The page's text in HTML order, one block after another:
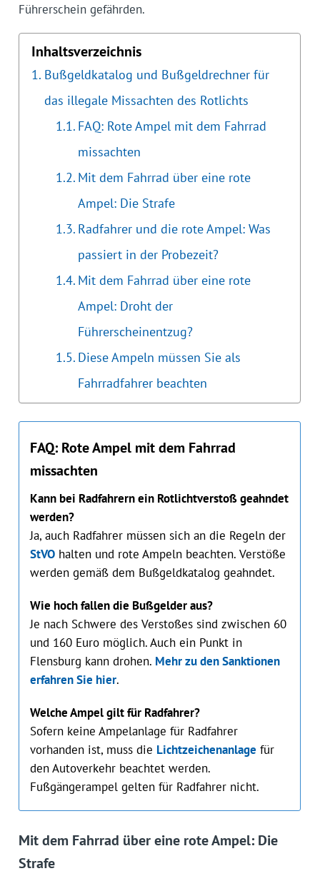
Führerschein gefährden.
Inhaltsverzeichnis
Bußgeldkatalog und Bußgeldrechner für
das illegale Missachten des Rotlichts
FAQ: Rote Ampel mit dem Fahrrad
missachten
Mit dem Fahrrad über eine rote
Ampel: Die Strafe
Radfahrer und die rote Ampel: Was
passiert in der Probezeit?
Mit dem Fahrrad über eine rote
Ampel: Droht der
Führerscheinentzug?
Diese Ampeln müssen Sie als
Fahrradfahrer beachten
FAQ: Rote Ampel mit dem Fahrrad
missachten
Kann bei Radfahrern ein Rotlichtverstoß geahndet
werden?
Ja, auch Radfahrer müssen sich an die Regeln der
StVOhalten und rote Ampeln beachten. Verstöße
werden gemäß dem Bußgeldkatalog geahndet.
Wie hoch fallen die Bußgelder aus?
Je nach Schwere des Verstoßes sind zwischen 60
und 160 Euro möglich. Auch ein Punkt in
Flensburg kann drohen. Mehr zu den Sanktionen
erfahren Sie hier.
Welche Ampel gilt für Radfahrer?
Sofern keine Ampelanlage für Radfahrer
vorhanden ist, muss die Lichtzeichenanlage für
den Autoverkehr beachtet werden.
Fußgängerampel gelten für Radfahrer nicht.
Mit dem Fahrrad über eine rote Ampel: Die
Strafe